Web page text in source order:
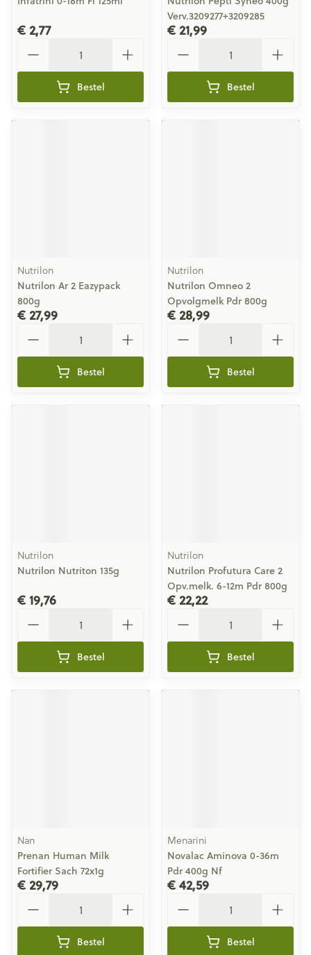
€ 2,77
Bestel
Verv.3209277+3209285
€ 21,99
Bestel
Nutrilon
Nutrilon Ar 2 Eazypack
800g
€ 27,99
Bestel
Nutrilon
Nutrilon Omneo 2
Opvolgmelk Pdr 800g
€ 28,99
Bestel
Nutrilon
Nutrilon Nutriton 135g
€ 19,76
Bestel
Nutrilon
Nutrilon Profutura Care 2
Opv.melk. 6-12m Pdr 800g
€ 22,22
Bestel
Nan
Prenan Human Milk
Fortifier Sach 72x1g
€ 29,79
Bestel
Menarini
Novalac Aminova 0-36m
Pdr 400g Nf
€ 42,59
Bestel